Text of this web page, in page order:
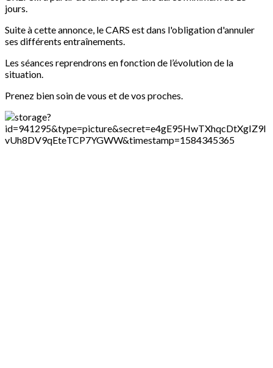
jours.
Suite à cette annonce, le CARS est dans l'obligation d'annuler
ses différents entraînements.
Les séances reprendrons en fonction de l’évolution de la
situation.
Prenez bien soin de vous et de vos proches.